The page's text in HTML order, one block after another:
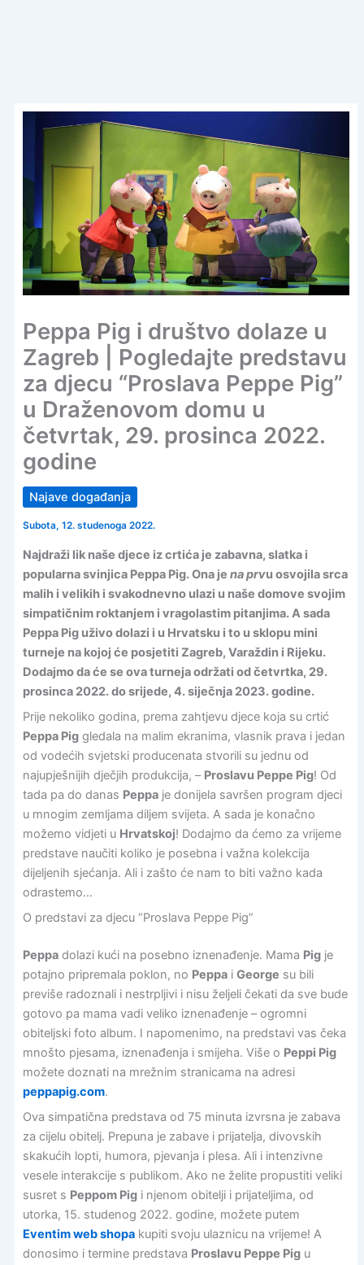
Peppa Pig i društvo dolaze u
Zagreb | Pogledajte predstavu
za djecu “Proslava Peppe Pig”
u Draženovom domu u
četvrtak, 29. prosinca 2022.
godine
Najave događanja
Subota, 12. studenoga 2022.
Najdraži lik naše djece iz crtića je zabavna, slatka i
popularna svinjica Peppa Pig. Ona je na prvu osvojila srca
malih i velikih i svakodnevno ulazi u naše domove svojim
simpatičnim roktanjem i vragolastim pitanjima. A sada
Peppa Pig uživo dolazi i u Hrvatsku i to u sklopu mini
turneje na kojoj će posjetiti Zagreb, Varaždin i Rijeku.
Dodajmo da će se ova turneja održati od četvrtka, 29.
prosinca 2022. do srijede, 4. siječnja 2023. godine.
Prije nekoliko godina, prema zahtjevu djece koja su crtić
Peppa Piggledala na malim ekranima, vlasnik prava i jedan
od vodećih svjetski producenata stvorili su jednu od
najupješnijih dječjih produkcija, – Proslavu Peppe Pig! Od
tada pa do danas Peppaje donijela savršen program djeci
u mnogim zemljama diljem svijeta. A sada je konačno
možemo vidjeti u Hrvatskoj! Dodajmo da ćemo za vrijeme
predstave naučiti koliko je posebna i važna kolekcija
dijeljenih sjećanja. Ali i zašto će nam to biti važno kada
odrastemo…
O predstavi za djecu “Proslava Peppe Pig”
Peppadolazi kući na posebno iznenađenje. Mama Pigje
potajno pripremala poklon, no Peppai George su bili
previše radoznali i nestrpljivi i nisu željeli čekati da sve bude
gotovo pa mama vadi veliko iznenađenje – ogromni
obiteljski foto album. I napomenimo, na predstavi vas čeka
mnošto pjesama, iznenađenja i smijeha. Više o Peppi Pig
možete doznati na mrežnim stranicama na adresi
peppapig.com.
Ova simpatična predstava od 75 minuta izvrsna je zabava
za cijelu obitelj. Prepuna je zabave i prijatelja, divovskih
skakućih lopti, humora, pjevanja i plesa. Ali i intenzivne
vesele interakcije s publikom. Ako ne želite propustiti veliki
susret s Peppom Pigi njenom obitelji i prijateljima, od
utorka, 15. studenog 2022. godine, možete putem
Eventim web shopakupiti svoju ulaznicu na vrijeme! A
donosimo i termine predstava Proslavu Peppe Pigu